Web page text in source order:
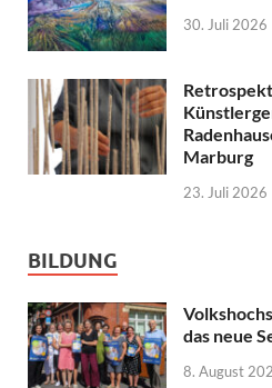
30. Juli 2026
Marburg
23. Juli 2026
BILDUNG
das neue
8. August